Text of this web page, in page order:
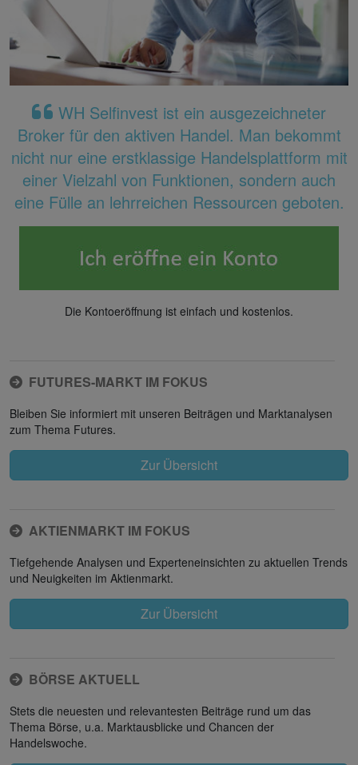
WH Selfinvest ist ein ausgezeichneter
Broker für den aktiven Handel. Man bekommt
nicht nur eine erstklassige Handelsplattform mit
einer Vielzahl von Funktionen, sondern auch
eine Fülle an lehrreichen Ressourcen geboten.
Die Kontoeröffnung ist einfach und kostenlos.
FUTURES-MARKT IM FOKUS
Bleiben Sie informiert mit unseren Beiträgen und Marktanalysen
zum Thema Futures.
Zur Übersicht
AKTIENMARKT IM FOKUS
Tiefgehende Analysen und Experteneinsichten zu aktuellen Trends
und Neuigkeiten im Aktienmarkt.
Zur Übersicht
BÖRSE AKTUELL
Stets die neuesten und relevantesten Beiträge rund um das
Thema Börse, u.a. Marktausblicke und Chancen der
Handelswoche.